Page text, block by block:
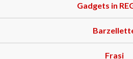
Gadgets in
Frasi